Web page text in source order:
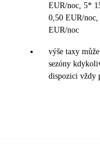
EUR/noc, 5*
0,50 EUR/
EUR/noc
výše taxy
sezóny
dispozici vždy